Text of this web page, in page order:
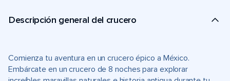
Descripción general del crucero
Comienza tu aventura en un crucero épico a México.
Embárcate en un crucero de 8 noches para explorar